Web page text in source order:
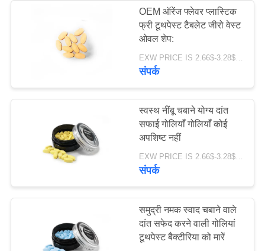
अनुरोध
गोपनीयता
सक्रिय चारकोल टूथपेस्ट
ऑर्गेनिक चिल्ड्रन टूथपेस्ट
OEM ऑरेंज फ्लेवर प्लास्टिक
फ्री टूथपेस्ट टैबलेट जीरो वेस्ट
ओवल शेप:
संपर्क
स्वस्थ नींबू चबाने योग्य दांत
सफाई गोलियाँ गोलियाँ कोई
अपशिष्ट नहीं
EXW PRICE IS 2.66$-3.28$/BOTTLE MOQ:60 पीसी * 100 बॉक्स
संपर्क
समुद्री नमक स्वाद चबाने वाले
दांत सफेद करने वाली गोलियां
टूथपेस्ट बैक्टीरिया को मारें